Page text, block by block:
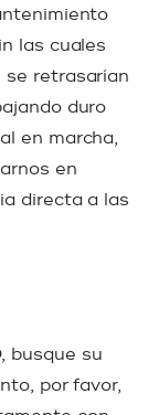
las cuales
se retrasarían
duro
en marcha,
en
directa a las
busque su
por favor,